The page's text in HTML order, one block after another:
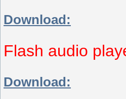
Download:
Flash audio
Download: